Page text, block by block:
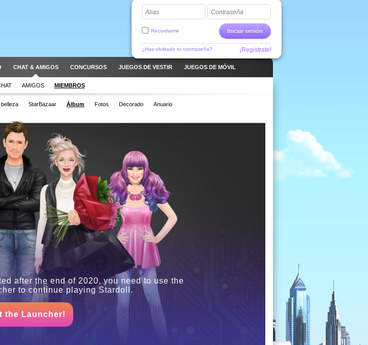
Alias Contraseña
Iniciar sesión
Recordarme
¿Has olvidado tu contraseña? ¡Registrate!
CHAT & AMIGOS CONCURSOS JUEGOS DE VESTIR JUEGOS DE MÓVIL
AMIGOS MIEMBROS
StarBazaar Álbum Fotos Decorado Anuario
after the end of 2020, you need to use the
to continue playing Stardoll.
the Launcher!